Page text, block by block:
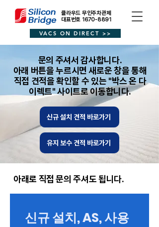
클라우드 무인주차관제
대표번호 1670-8891
VACS ON DIRECT >>
​문의 주셔서 감사합니다.
아래 버튼을 누르시면 새로운 창을 통해
직접 견적을 확인할 수 있는 "박스 온 다
이렉트" 사이트로 이동합니다.
신규 설치 견적 바로가기
유지 보수 견적 바로가기
​아래로 직접 문의 주셔도 됩니다.
신규 설치, AS, 사용